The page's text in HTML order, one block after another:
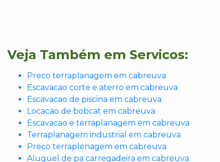
Veja Também em Servicos:
Preco terraplanagem em cabreuva
Escavacao corte e aterro em cabreuva
Escavacao de piscina em cabreuva
Locacao de bobcat em cabreuva
Escavacao e terraplanagem em cabreuva
Terraplanagem industrial em cabreuva
Preco terraplenagem em cabreuva
Aluguel de pa carregadeira em cabreuva